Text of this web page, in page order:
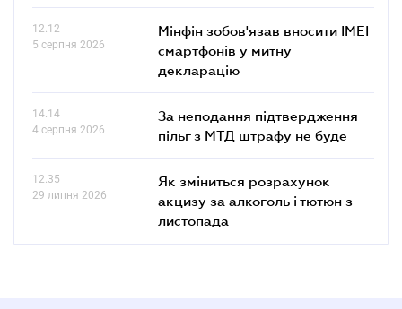
12.12
5 серпня 2026
Мінфін зобов'язав вносити IMEI
смартфонів у митну
декларацію
14.14
4 серпня 2026
За неподання підтвердження
пільг з МТД штрафу не буде
12.35
29 липня 2026
Як зміниться розрахунок
акцизу за алкоголь і тютюн з
листопада